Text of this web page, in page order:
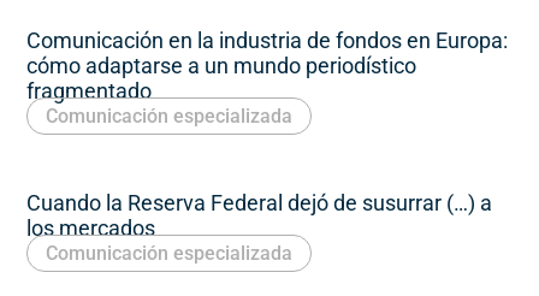
Comunicación en la industria de fondos en Europa:
cómo adaptarse a un mundo periodístico
fragmentado
Comunicación especializada
Cuando la Reserva Federal dejó de susurrar (…) a
los mercados
Comunicación especializada